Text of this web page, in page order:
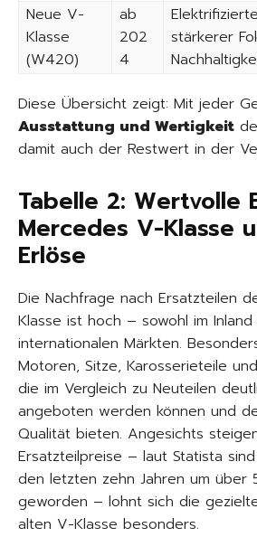
Neue V-
Klasse
(W420)
ab
202
4
stärkerer
Diese Übersicht zeigt: Mit jeder
Ausstattung und Wertigkeit
damit auch der Restwert in der
Tabelle 2: Wertvolle
Mercedes V-Klasse
Erlöse
Die Nachfrage nach Ersatzteilen
Klasse ist hoch – sowohl im
internationalen Märkten.
Motoren, Sitze, Karosserieteile
die im Vergleich zu Neuteilen
angeboten werden können und
Qualität bieten. Angesichts
Ersatzteilpreise – laut Statista
den letzten zehn Jahren um über
geworden – lohnt sich die
alten V-Klasse besonders.